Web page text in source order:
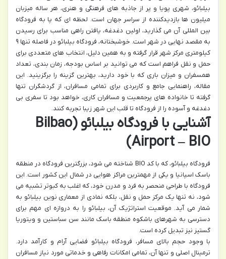
بیلبائو، شهری پویا و پر از جاذبه های فرهنگی و هنری، هر ساله میزبان
میلیون ها بازدیدکننده از سراسر جهان است. لحظه ای که پا به فرودگاه
بین المللی آن می گذارید، اولین دغدغه، یافتن راهی مناسب برای رسیدن
به مقصد نهایی در شهر است. خوشبختانه، فرودگاه بیلبائو در فاصله تنها ۹
کیلومتری مرکز شهر قرار گرفته و به همین دلیل، انتخاب های متعددی برای
حمل و نقل فراهم است که می توانید بر اساس بودجه، زمان بندی، تعداد
همسفران و میزان باری که با خود دارید، بهترین گزینه را برگزینید. این
مقاله، راهنمایی جامع و کاربردی برای تمامی مسافران، از گردشگران تنها
گرفته تا خانواده های پرجمعیت و مسافران کاری، خواهد بود تا سفری بی
دغدغه و آسوده را از فرودگاه تا قلب این شهر زیبا تجربه کنند.
آشنایی با فرودگاه بیلبائو (Bilbao
Airport – BIO)
فرودگاه بیلبائو، که با کد BIO شناخته می شود، بزرگترین فرودگاه در منطقه
باسک اسپانیا و یکی از مهمترین مراکز هوایی در شمال این کشور است. این
فرودگاه با طراحی منحصر به فرد و مدرن خود، که اغلب به کبوتر تشبیه می
شود، نه تنها یک مرکز حمل و نقل، بلکه نمادی از معماری نوین بیلبائو به
شمار می آید. موقعیت استراتژیک آن، بیلبائو را به دروازه ای مهم برای
دسترسی به شهرهای باشکوه منطقه باسک مانند سن سباستین و ویتوریا
گستیز نیز تبدیل کرده است.
با وجود حجم بالای مسافر، فرودگاه بیلبائو فضایی آرام و کارآمد دارد.
ترمینال اصلی و تنها آن، تمامی امکانات رفاهی و خدماتی مورد نیاز مسافران